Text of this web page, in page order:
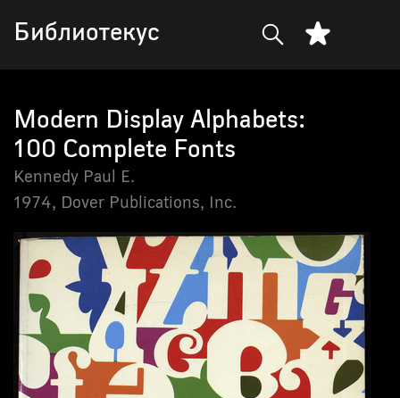
Библиотекус
Modern Display Alphabets:
100 Complete Fonts
Kennedy Paul E.
1974, Dover Publications, Inc.